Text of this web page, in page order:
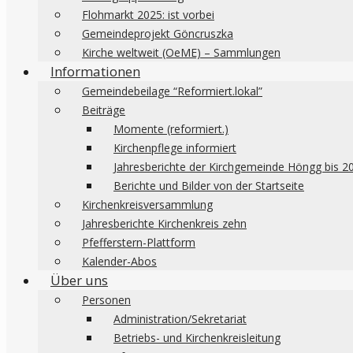
Flohmarkt 2025: ist vorbei
Gemeindeprojekt Göncruszka
Kirche weltweit (OeME) – Sammlungen
Informationen
Gemeindebeilage “Reformiert.lokal”
Beiträge
Momente (reformiert.)
Kirchenpflege informiert
Jahresberichte der Kirchgemeinde Höngg bis
Berichte und Bilder von der Startseite
Kirchenkreisversammlung
Jahresberichte Kirchenkreis zehn
Pfefferstern-Plattform
Kalender-Abos
Über uns
Personen
Administration/Sekretariat
Betriebs- und Kirchenkreisleitung